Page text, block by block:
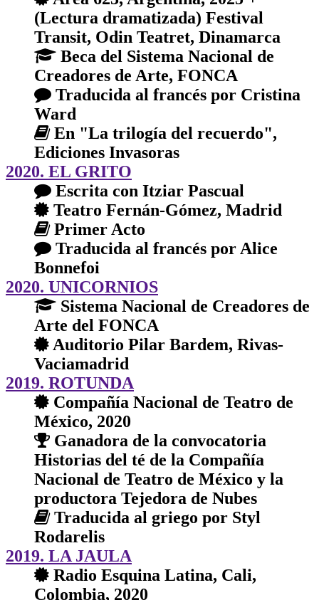
(Lectura dramatizada) Festival
Transit, Odin Teatret, Dinamarca
Beca del Sistema Nacional de
Creadores de Arte, FONCA
Traducida al francés por Cristina
Ward
En "La trilogía del recuerdo",
Ediciones Invasoras
2020. EL GRITO
Escrita con Itziar Pascual
Teatro Fernán-Gómez, Madrid
Primer Acto
Traducida al francés por Alice
Bonnefoi
2020. UNICORNIOS
Sistema Nacional de Creadores de
Arte del FONCA
Auditorio Pilar Bardem, Rivas-
Vaciamadrid
2019. ROTUNDA
Compañía Nacional de Teatro de
México, 2020
Ganadora de la convocatoria
Historias del té de la Compañía
Nacional de Teatro de México y la
productora Tejedora de Nubes
Traducida al griego por Styl
Rodarelis
2019. LA JAULA
Radio Esquina Latina, Cali,
Colombia, 2020